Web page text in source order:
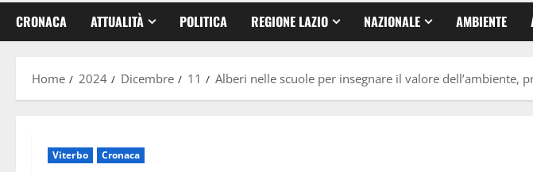
CRONACA ATTUALITÀ POLITICA REGIONE LAZIO NAZIONALE AMBIENTE
Home 2024 Dicembre 11 Alberi nelle scuole per insegnare il valore dell’ambiente,
Viterbo Cronaca